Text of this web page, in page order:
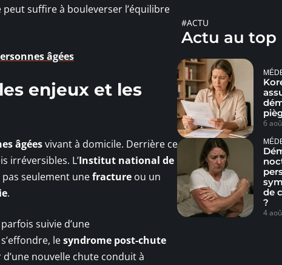
suffire à bouleverser l’équilibre
âgées
enjeux et les
âgéesvivant à domicile. Derrière ce
irréversibles. L’Institut national de
pas seulement unefracture ou un
.
suivie d’une
lesyndrome post-chute
d’une nouvelle chute conduit à
#ACTU
Actu au top
6
de
?
4